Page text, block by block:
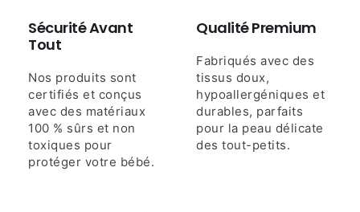
Sécurité Avant
Tout
Nos produits sont
certifiés et conçus
avec des matériaux
100 % sûrs et non
toxiques pour
protéger votre bébé.
Qualité Premium
Fabriqués avec des
tissus doux,
hypoallergéniques et
durables, parfaits
pour la peau délicate
des tout-petits.